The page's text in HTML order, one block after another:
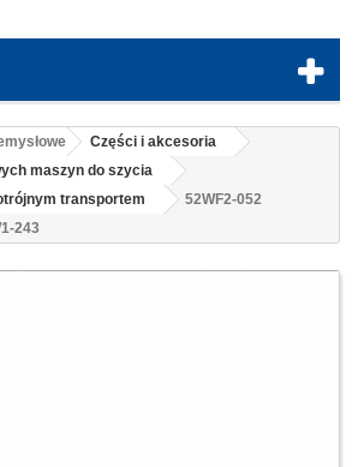
Części i akcesoria
maszyn do szycia
transportem
52WF2-052
243